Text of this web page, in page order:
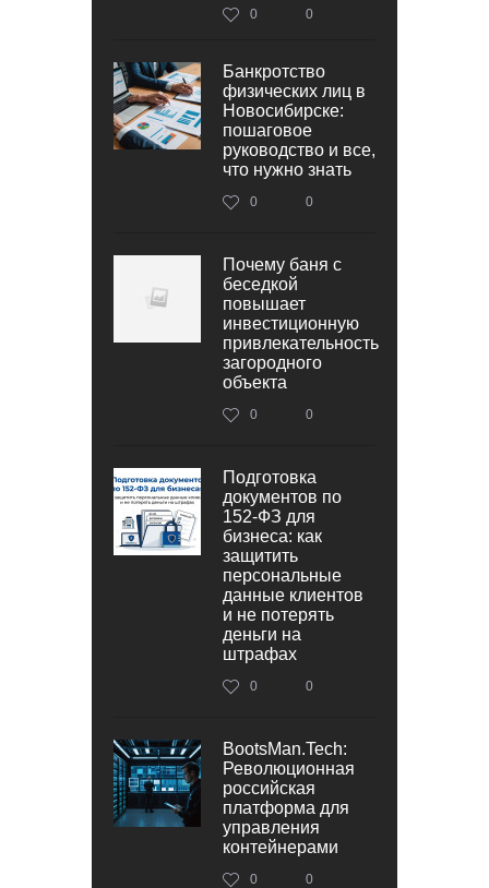
0 0
Банкротство
физических лиц в
Новосибирске:
пошаговое
руководство и все,
что нужно знать
0 0
Почему баня с
беседкой
повышает
инвестиционную
привлекательность
загородного
объекта
0 0
Подготовка
документов по
152‑ФЗ для
бизнеса: как
защитить
персональные
данные клиентов
и не потерять
деньги на
штрафах
0 0
BootsMan.Tech:
Революционная
российская
платформа для
управления
контейнерами
0 0